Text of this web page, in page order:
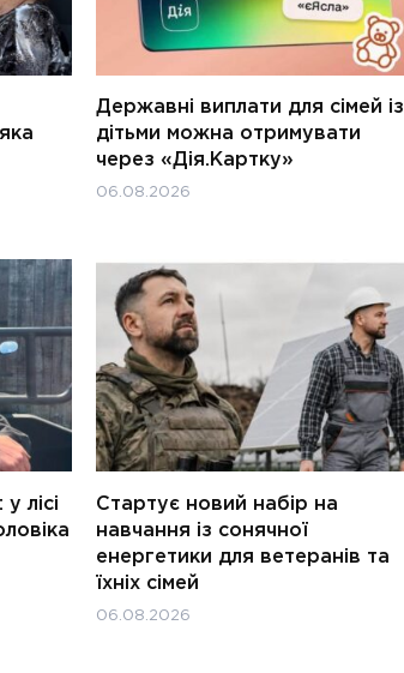
Державні виплати для сімей із
дітьми можна отримувати
через «Дія.Картку»
06.08.2026
лісі
Стартує новий набір на
навчання із сонячної
енергетики для ветеранів та
їхніх сімей
06.08.2026